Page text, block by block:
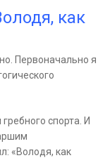
как
Первоначально я
спорта. И
«Володя, как